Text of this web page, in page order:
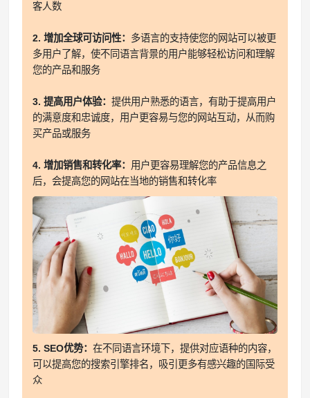
客人数
2. 增加全球可访问性： 多语言的支持使您的网站可以被更
多用户了解，使不同语言背景的用户能够轻松访问和理解
您的产品和服务
3. 提高用户体验：提供用户熟悉的语言，有助于提高用户
的满意度和忠诚度，用户更容易与您的网站互动，从而购
买产品或服务
4. 增加销售和转化率： 用户更容易理解您的产品信息之
后，会提高您的网站在当地的销售和转化率
5. SEO优势：在不同语言环境下，提供对应语种的内容，
可以提高您的搜索引擎排名，吸引更多有感兴趣的国际受
众